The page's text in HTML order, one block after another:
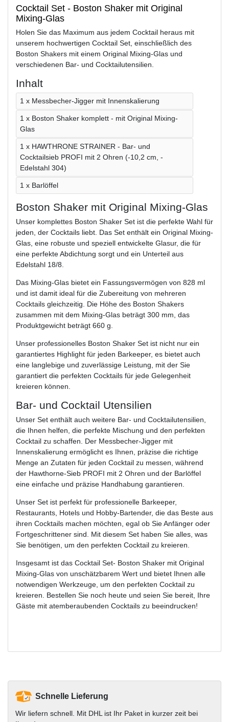
Cocktail Set - Boston Shaker mit Original
Mixing-Glas
Holen Sie das Maximum aus jedem Cocktail heraus mit
unserem hochwertigen Cocktail Set, einschließlich des
Boston Shakers mit einem Original Mixing-Glas und
verschiedenen Bar- und Cocktailutensilien.
Inhalt
1 x Messbecher-Jigger mit Innenskalierung
1 x Boston Shaker komplett - mit Original Mixing-
Glas
1 x HAWTHRONE STRAINER - Bar- und
Cocktailsieb PROFI mit 2 Ohren (-10,2 cm, -
Edelstahl 304)
1 x Barlöffel
Boston Shaker mit Original Mixing-Glas
Unser komplettes Boston Shaker Set ist die perfekte Wahl für
jeden, der Cocktails liebt. Das Set enthält ein Original Mixing-
Glas, eine robuste und speziell entwickelte Glasur, die für
eine perfekte Abdichtung sorgt und ein Unterteil aus
Edelstahl 18/8.
Das Mixing-Glas bietet ein Fassungsvermögen von 828 ml
und ist damit ideal für die Zubereitung von mehreren
Cocktails gleichzeitig. Die Höhe des Boston Shakers
zusammen mit dem Mixing-Glas beträgt 300 mm, das
Produktgewicht beträgt 660 g.
Unser professionelles Boston Shaker Set ist nicht nur ein
garantiertes Highlight für jeden Barkeeper, es bietet auch
eine langlebige und zuverlässige Leistung, mit der Sie
garantiert die perfekten Cocktails für jede Gelegenheit
kreieren können.
Bar- und Cocktail Utensilien
Unser Set enthält auch weitere Bar- und Cocktailutensilien,
die Ihnen helfen, die perfekte Mischung und den perfekten
Cocktail zu schaffen. Der Messbecher-Jigger mit
Innenskalierung ermöglicht es Ihnen, präzise die richtige
Menge an Zutaten für jeden Cocktail zu messen, während
der Hawthorne-Sieb PROFI mit 2 Ohren und der Barlöffel
eine einfache und präzise Handhabung garantieren.
Unser Set ist perfekt für professionelle Barkeeper,
Restaurants, Hotels und Hobby-Bartender, die das Beste aus
ihren Cocktails machen möchten, egal ob Sie Anfänger oder
Fortgeschrittener sind. Mit diesem Set haben Sie alles, was
Sie benötigen, um den perfekten Cocktail zu kreieren.
Insgesamt ist das Cocktail Set- Boston Shaker mit Original
Mixing-Glas von unschätzbarem Wert und bietet Ihnen alle
notwendigen Werkzeuge, um den perfekten Cocktail zu
kreieren. Bestellen Sie noch heute und seien Sie bereit, Ihre
Gäste mit atemberaubenden Cocktails zu beeindrucken!
Schnelle Lieferung
Wir liefern schnell. Mit DHL ist Ihr Paket in kurzer zeit bei